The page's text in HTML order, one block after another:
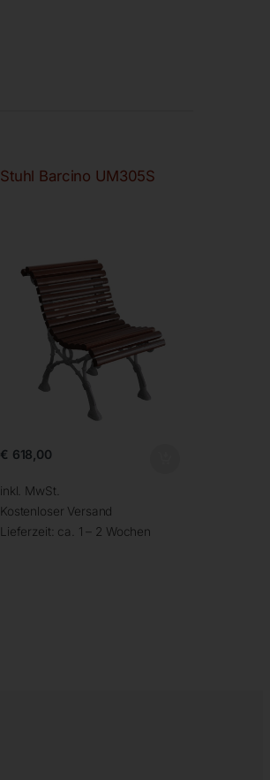
Stuhl Barcino UM305S
€ 618,00
inkl. MwSt.
Kostenloser Versand
Lieferzeit: ca. 1 – 2 Wochen